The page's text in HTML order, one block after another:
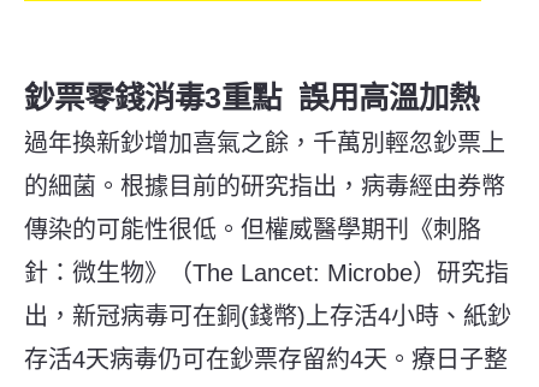
鈔票零錢消毒3重點 誤用高溫加熱
過年換新鈔增加喜氣之餘，千萬別輕忽鈔票上
的細菌。根據目前的研究指出，病毒經由券幣
傳染的可能性很低。但權威醫學期刊《刺胳
針：微生物》（The Lancet: Microbe）研究指
出，新冠病毒可在銅(錢幣)上存活4小時、紙鈔
存活4天病毒仍可在鈔票存留約4天。療日子整